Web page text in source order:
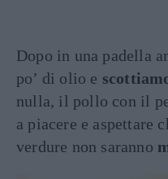
Dopo in una padella
po’ di olio e
nulla, il pollo con il
a piacere e aspettare
verdure non saranno